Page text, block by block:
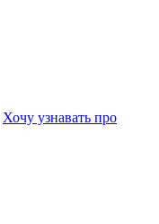
Хочу узнавать про